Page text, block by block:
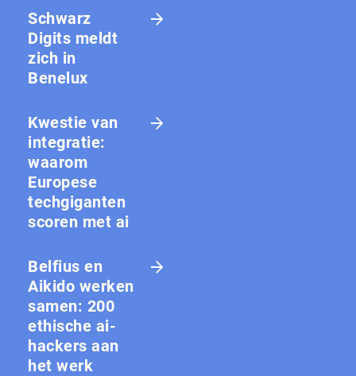
Schwarz
Digits meldt
zich in
Benelux
Kwestie van
integratie:
waarom
Europese
techgiganten
scoren met ai
Belfius en
Aikido werken
samen: 200
ethische ai-
hackers aan
het werk